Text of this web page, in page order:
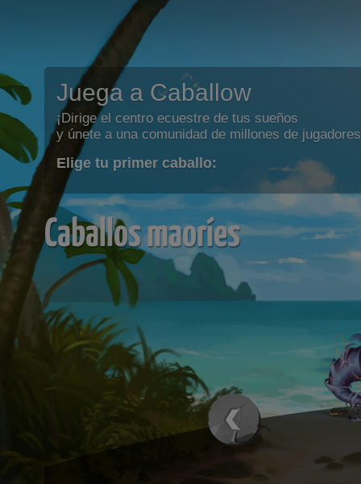
Juega a Caballow
¡Dirige el centro ecuestre de tus sueños
y únete a una comunidad de millones de
Elige tu primer caballo:
Caballos maoríes